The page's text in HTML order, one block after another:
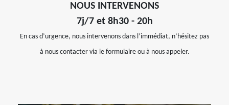
NOUS INTERVENONS
7j/7 et 8h30 - 20h
En cas d’urgence, nous intervenons dans l’immédiat, n’hésitez pas
à nous contacter via le formulaire ou à nous appeler.